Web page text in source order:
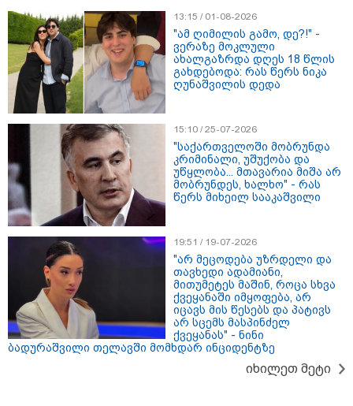
18:34 / 06-08-2026
"სამგორის" მეტროში გარდაცვლილი სტუდენტის,
მარიამ ტყემალაძის დედა ექსპერტიზის პასუხს
აქვეყნებს - რა გახდა გოგონას გარდაცვალების
მიზეზი?
13:15 / 01-08-2026
"ამ ღიმილის გამო, დე?!" -
ვერაზე მოკლული
ახალგაზრდა დღეს 18 წლის
გახდებოდა: რას წერს ნიკა
ღუნაშვილის დედა
15:10 / 25-07-2026
"საქართველოში მობრუნდა
კრიმინალი, უშუქობა და
უწყლობა... მთავარია მიშა არ
მობრუნდეს, ხალხო" - რას
წერს მიხეილ სააკაშვილი
19:51 / 19-07-2026
"არ მეცოდება უზრდელი და
თავხედი ადამიანი,
მითუმეტეს მაშინ, როცა სხვა
ქვეყანაში იმყოფება, არ
იცავს მის წესებს და პატივს
არ სცემს მასპინძელ
ქვეყანას" - ნინი
ბადურაშვილი თელავში მომხდარ ინციდენტზე
იხილეთ მეტი